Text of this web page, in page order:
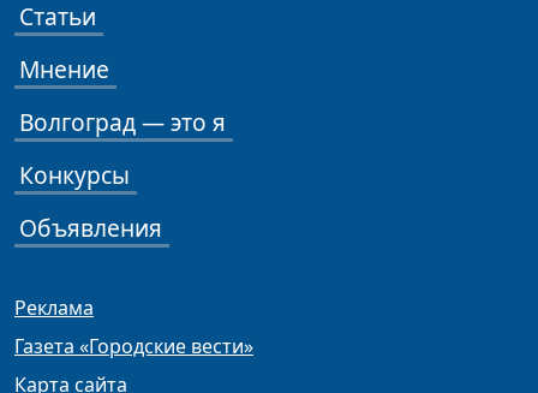
Статьи
Мнение
Волгоград — это я
Конкурсы
Объявления
Реклама
Газета «Городские вести»
Карта сайта